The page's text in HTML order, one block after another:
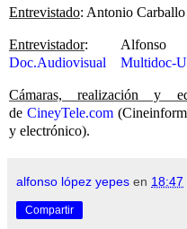
Entrevistado: Antonio Carballo
Entrevistador: Alfonso
Doc.Audiovisual
Multidoc-
Cámaras, realización y
deCineyTele.com
y electrónico).
alfonso lópez yepes en 18:47
Compartir